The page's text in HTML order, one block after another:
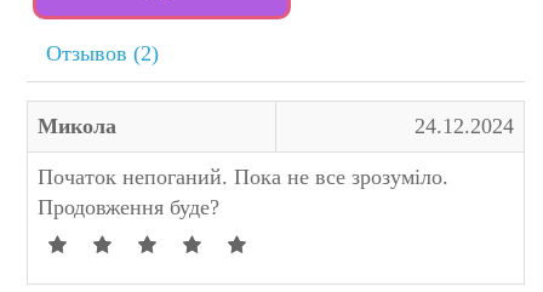
Отзывов (2)
Микола 24.12.2024
Початок непоганий. Пока не все зрозуміло.
Продовження буде?